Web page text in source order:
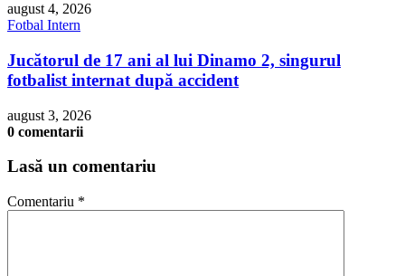
august 4, 2026
Fotbal Intern
Jucătorul de 17 ani al lui Dinamo 2, singurul
fotbalist internat după accident
august 3, 2026
0 comentarii
Lasă un comentariu
Comentariu *